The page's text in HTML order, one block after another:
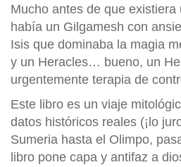
Mucho antes de que existiera
había un Gilgamesh con
Isis que dominaba la magia
y un Heracles… bueno, un
urgentemente terapia de
Este libro es un viaje
datos históricos reales (¡lo
Sumeria hasta el Olimpo,
libro pone capa y antifaz a